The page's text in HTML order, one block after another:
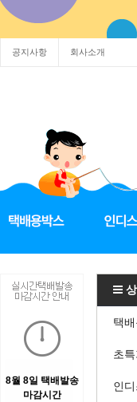
공지사항 회사소개
8월 8일 택배발송
마감시간
택
초
인